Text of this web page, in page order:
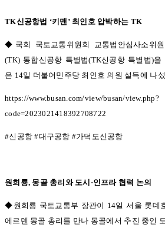
TK신공항법 ‘키맨’ 최인호 압박하는 TK
◆국회 국토교통위원회 교통법안심사소위
(TK) 통합신공항 특별법(TK신공항 특별법)을
은 14일 더불어민주당 최인호 의원 설득에 나
https://www.busan.com/view/busan/view.php?
code=2023021418392708722
#신공항#대구공항 #가덕도신공항
원희룡, 몽골 총리와 도시 ·인프라 협력 논의
◆원희룡 국토교통부 장관이 14일 서울 롯데
에르덴 몽골 총리를 만나 몽골에서 추진 중인